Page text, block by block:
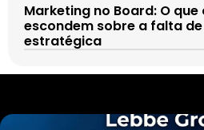
Marketing no Board: O
escondem sobre a falta
estratégica